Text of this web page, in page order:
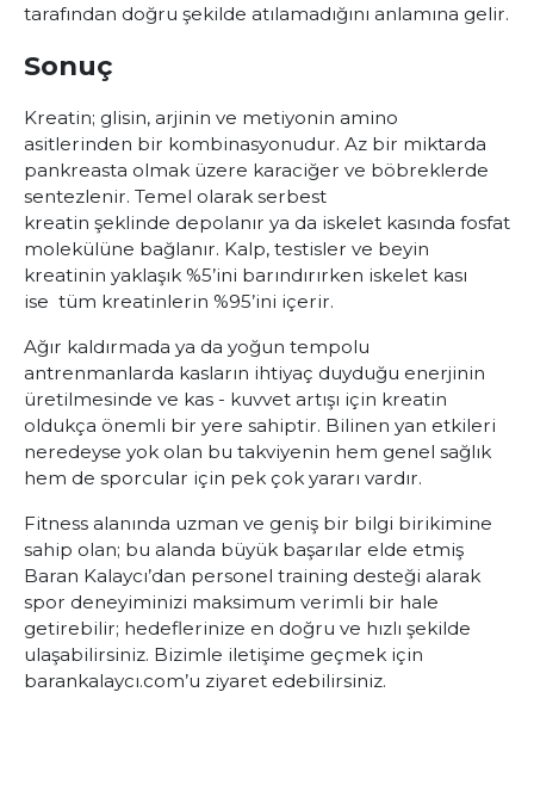
tarafından doğru şekilde atılamadığını anlamına gelir.
Sonuç
Kreatin; glisin, arjinin ve metiyonin amino
asitlerinden bir kombinasyonudur. Az bir miktarda
pankreasta olmak üzere karaciğer ve böbreklerde
sentezlenir. Temel olarak serbest
kreatin şeklinde depolanır ya da iskelet kasında fosfat
molekülüne bağlanır. Kalp, testisler ve beyin
kreatinin yaklaşık %5’ini barındırırken iskelet kası
ise tüm kreatinlerin %95’ini içerir.
Ağır kaldırmada ya da yoğun tempolu
antrenmanlarda kasların ihtiyaç duyduğu enerjinin
üretilmesinde ve kas - kuvvet artışı için kreatin
oldukça önemli bir yere sahiptir. Bilinen yan etkileri
neredeyse yok olan bu takviyenin hem genel sağlık
hem de sporcular için pek çok yararı vardır.
Fitness alanında uzman ve geniş bir bilgi birikimine
sahip olan; bu alanda büyük başarılar elde etmiş
Baran Kalaycı’dan personel training desteği alarak
spor deneyiminizi maksimum verimli bir hale
getirebilir; hedeflerinize en doğru ve hızlı şekilde
ulaşabilirsiniz. Bizimle iletişime geçmek için
barankalaycı.com’u ziyaret edebilirsiniz.